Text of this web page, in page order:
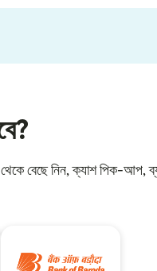
বেছে নিন, ক্যাশ পিক-আপ,